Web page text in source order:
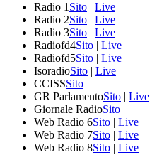
Radio 1 Sito | Live
Radio 2Sito | Live
Radio 3Sito | Live
Radiofd4Sito | Live
Radiofd5Sito | Live
IsoradioSito | Live
CCISSSito
GR ParlamentoSito | Live
Giornale RadioSito
Web Radio 6Sito | Live
Web Radio 7Sito | Live
Web Radio 8Sito | Live